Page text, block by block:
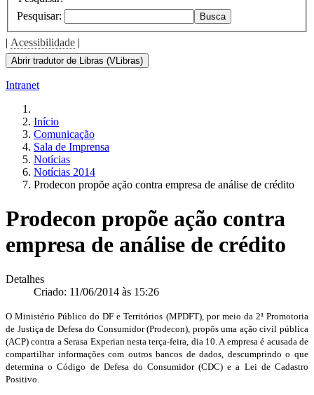
Pesquisar:
Busca
| Acessibilidade |
Abrir tradutor de Libras (VLibras)
Intranet
Início
Comunicação
Sala de Imprensa
Notícias
Notícias 2014
Prodecon propõe ação contra empresa de análise de crédito
Prodecon propõe ação contra
empresa de análise de crédito
Detalhes
Criado: 11/06/2014 às 15:26
O Ministério Público do DF e Territórios (MPDFT), por meio da 2ª Promotoria
de Justiça de Defesa do Consumidor (Prodecon), propôs uma ação civil pública
(ACP) contra a Serasa Experian nesta terça-feira, dia 10. A empresa é acusada de
compartilhar informações com outros bancos de dados, descumprindo o que
determina o Código de Defesa do Consumidor (CDC) e a Lei de Cadastro
Positivo.